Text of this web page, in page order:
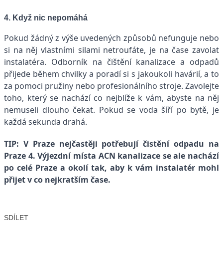
4. Když nic nepomáhá
Pokud žádný z výše uvedených způsobů nefunguje nebo
si na něj vlastními silami netroufáte, je na čase zavolat
instalatéra. Odborník na čištění kanalizace a odpadů
přijede během chvilky a poradí si s jakoukoli havárií, a to
za pomoci pružiny nebo profesionálního stroje. Zavolejte
toho, který se nachází co nejblíže k vám, abyste na něj
nemuseli dlouho čekat. Pokud se voda šíří po bytě, je
každá sekunda drahá.
TIP: V Praze nejčastěji potřebujíčistění odpadu na
Praze 4. Výjezdní místa ACN kanalizace se ale nachází
po celé Praze a okolí tak, aby k vám instalatér mohl
přijet v co nejkratším čase.
SDÍLET